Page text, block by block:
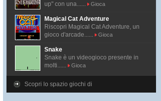
up" con una......
Gioca
Magical Cat Adventure
Riscopri Magical Cat Adventure, un
gioco d'arcade......
Gioca
Snake
Snake è un videogioco presente in
molti......
Gioca
Scopri lo spazio giochi di